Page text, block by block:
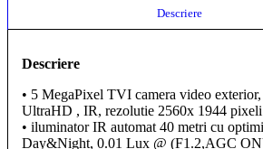
Descriere
• 5 MegaPixel TVI camera video
UltraHD , IR, rezolutie 2560x 1944
• iluminator IR automat 40 metri cu
Day&Night, 0.01 Lux @ (F1.2,AGC